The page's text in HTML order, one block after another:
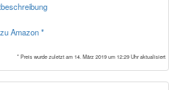
Amazon *
* Preis wurde zuletzt am 14. März 2019 um 12:29 Uhr aktualisiert